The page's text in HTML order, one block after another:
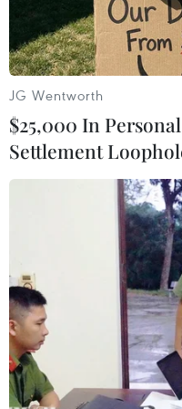
Cảnh sát phong tỏa hiện
ở bang Arkansas, Mỹ,
Ngày 29/10,
JG Wentworth
$25,000 In
Settlement